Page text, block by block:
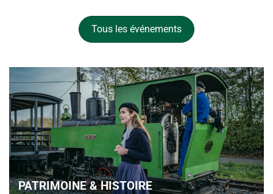
Tous les événements
PATRIMOINE & HISTOIRE